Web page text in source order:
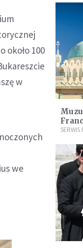
około 100
w
we
do
SERWIS